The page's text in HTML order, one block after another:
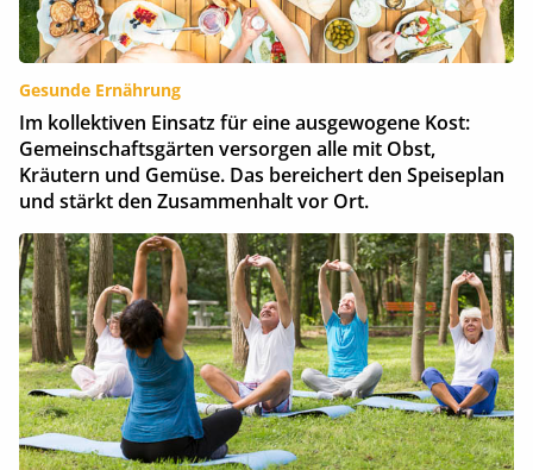
Gesunde Ernährung
Im kollektiven Einsatz für eine ausgewogene Kost:
Gemeinschaftsgärten versorgen alle mit Obst,
Kräutern und Gemüse. Das bereichert den Speiseplan
und stärkt den Zusammenhalt vor Ort.